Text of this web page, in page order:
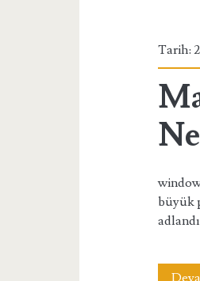
Tarih:
büyük